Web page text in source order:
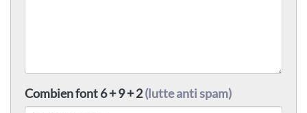
Combien font 6 + 9 + 2(lutte anti spam)